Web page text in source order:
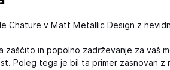
Chature v Matt Metallic Design z
zaščito in popolno zadrževanje za vaš
Poleg tega je bil ta primer zasnovan z